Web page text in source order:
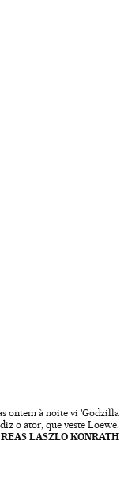
ontem à noite vi 'Godzilla
o ator, que veste Loewe.
LASZLO KONRATH